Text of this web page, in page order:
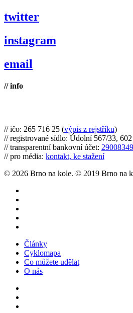
twitter
instagram
email
// info
// ičo: 265 716 25 (výpis z rejstříku)
// registrované sídlo: Údolní 567/33,
// transparentní bankovní účet:
// pro média: kontakt, ke stažení
© 2026 Brno na kole. © 2019 Brno na
Close
Menu
Články
Cyklomapa
Co můžete udělat
O nás